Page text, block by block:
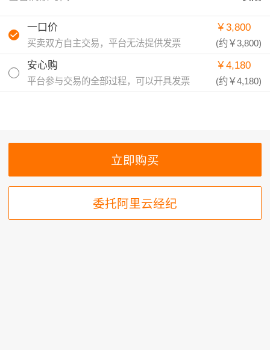
一口价
买卖双方自主交易，平台无法提供发票
￥3,800
(约￥3,800)
安心购
平台参与交易的全部过程，可以开具发票
￥4,180
(约￥4,180)
委托阿里云经纪